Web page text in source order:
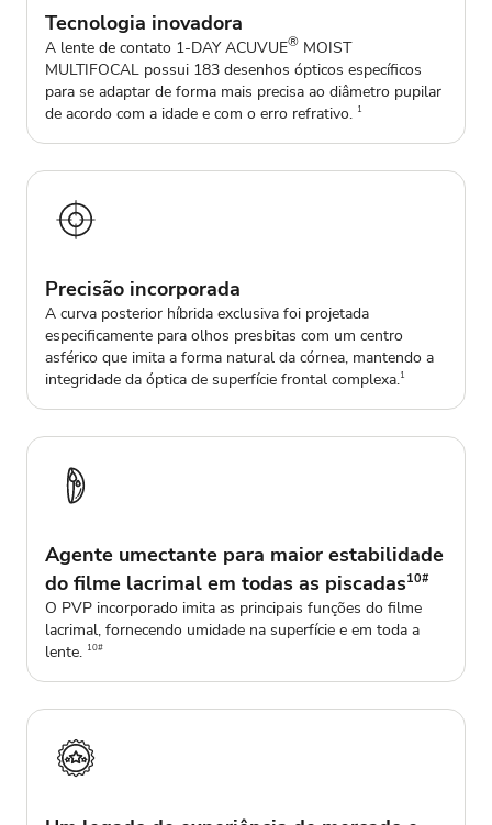
Tecnologia inovadora
A lente de contato 1-DAY ACUVUE® MOIST
MULTIFOCAL possui 183 desenhos ópticos específicos
para se adaptar de forma mais precisa ao diâmetro pupilar
de acordo com a idade e com o erro refrativo. 1
Precisão incorporada
A curva posterior híbrida exclusiva foi projetada
especificamente para olhos presbitas com um centro
asférico que imita a forma natural da córnea, mantendo a
integridade da óptica de superfície frontal complexa.1
Agente umectante para maior estabilidade
do filme lacrimal em todas as piscadas10#
O PVP incorporado imita as principais funções do filme
lacrimal, fornecendo umidade na superfície e em toda a
lente. 10#